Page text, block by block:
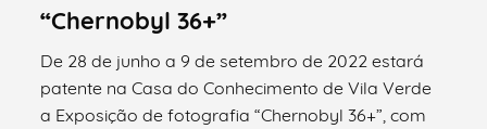
“Chernobyl 36+”
De 28 de junho a 9 de setembro de 2022 estará
patente na Casa do Conhecimento de Vila Verde
a Exposição de fotografia “Chernobyl 36+”, com